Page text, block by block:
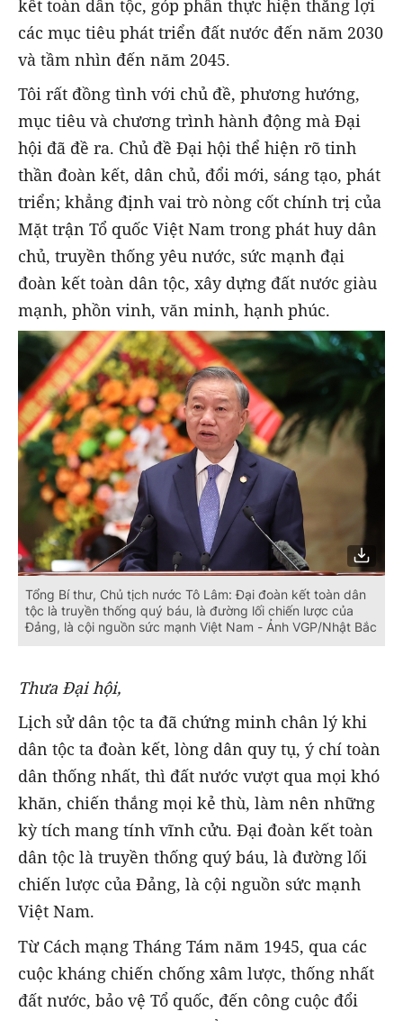
kết toàn dân tộc, góp phần thực hiện thắng lợi
các mục tiêu phát triển đất nước đến năm 2030
và tầm nhìn đến năm 2045.
Tôi rất đồng tình với chủ đề, phương hướng,
mục tiêu và chương trình hành động mà Đại
hội đã đề ra. Chủ đề Đại hội thể hiện rõ tinh
thần đoàn kết, dân chủ, đổi mới, sáng tạo, phát
triển; khẳng định vai trò nòng cốt chính trị của
Mặt trận Tổ quốc Việt Nam trong phát huy dân
chủ, truyền thống yêu nước, sức mạnh đại
đoàn kết toàn dân tộc, xây dựng đất nước giàu
mạnh, phồn vinh, văn minh, hạnh phúc.
Tổng Bí thư, Chủ tịch nước Tô Lâm: Đại đoàn kết toàn dân
tộc là truyền thống quý báu, là đường lối chiến lược của
Đảng, là cội nguồn sức mạnh Việt Nam - Ảnh VGP/Nhật Bắc
Thưa Đại hội,
Lịch sử dân tộc ta đã chứng minh chân lý khi
dân tộc ta đoàn kết, lòng dân quy tụ, ý chí toàn
dân thống nhất, thì đất nước vượt qua mọi khó
khăn, chiến thắng mọi kẻ thù, làm nên những
kỳ tích mang tính vĩnh cửu. Đại đoàn kết toàn
dân tộc là truyền thống quý báu, là đường lối
chiến lược của Đảng, là cội nguồn sức mạnh
Việt Nam.
Từ Cách mạng Tháng Tám năm 1945, qua các
cuộc kháng chiến chống xâm lược, thống nhất
đất nước, bảo vệ Tổ quốc, đến công cuộc đổi